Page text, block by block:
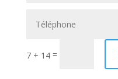
7 + 14=